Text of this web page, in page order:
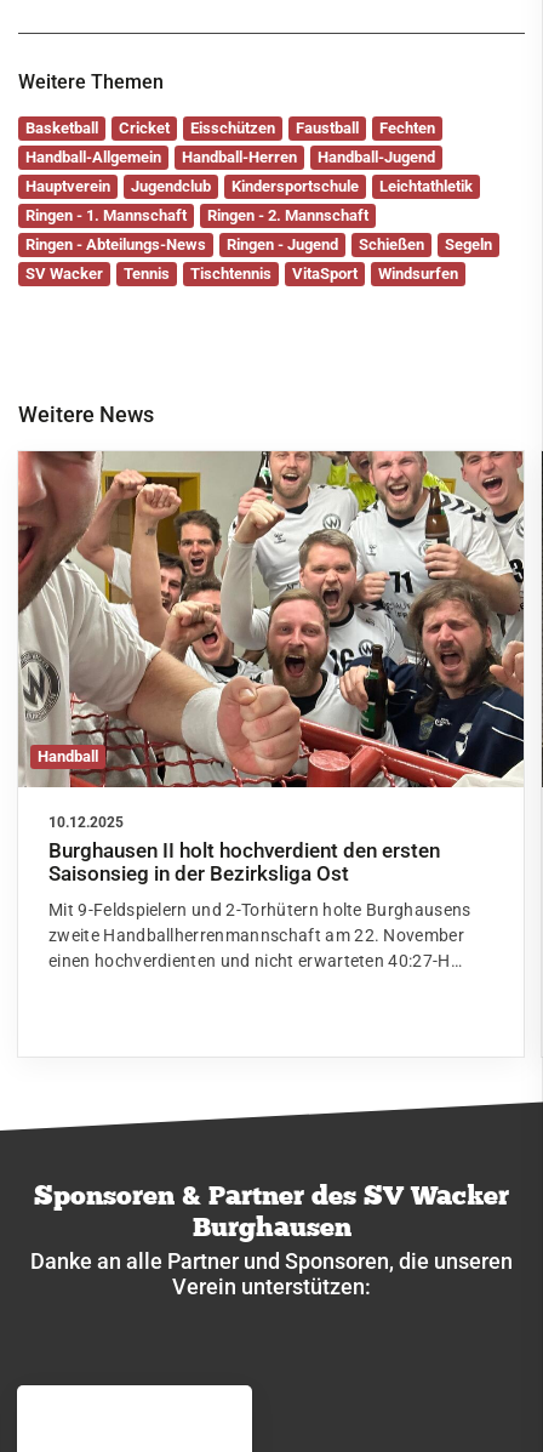
Weitere Themen
Basketball Cricket Eisschützen Faustball
Fechten
Handball-Allgemein
Handball-Herren
Handball-Jugend
Hauptverein
Jugendclub Kindersportschule
Leichtathletik
Ringen - 1. Mannschaft
Ringen - 2. Mannschaft
Ringen - Abteilungs-News
Ringen - Jugend Schießen
Segeln
SV Wacker
Tennis Tischtennis VitaSport Windsurfen
Weitere News
Handball
10.12.2025
Burghausen II holt hochverdient den ersten
Saisonsieg in der Bezirksliga Ost
Mit 9-Feldspielern und 2-Torhütern holte Burghausens
zweite Handballherrenmannschaft am 22. November
einen hochverdienten und nicht erwarteten 40:27-H…
Sponsoren & Partner des SV Wacker
Burghausen
Danke an alle Partner und Sponsoren, die unseren
Verein unterstützen: